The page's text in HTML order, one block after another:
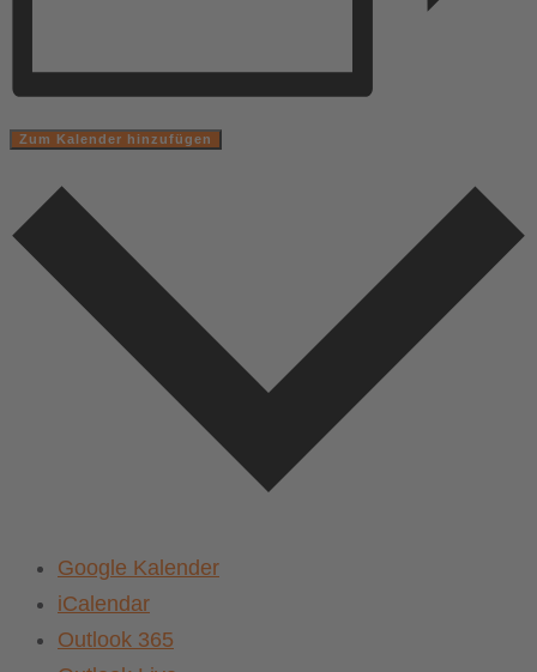
Zum Kalender hinzufügen
Google Kalender
iCalendar
Outlook 365